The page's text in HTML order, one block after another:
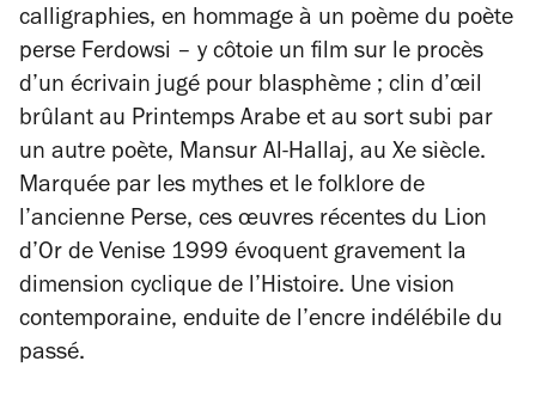
calligraphies, en hommage à un poème du poète
perse Ferdowsi – y côtoie un film sur le procès
d’un écrivain jugé pour blasphème ; clin d’œil
brûlant au Printemps Arabe et au sort subi par
un autre poète, Mansur Al-Hallaj, au Xe siècle.
Marquée par les mythes et le folklore de
l’ancienne Perse, ces œuvres récentes du Lion
d’Or de Venise 1999 évoquent gravement la
dimension cyclique de l’Histoire. Une vision
contemporaine, enduite de l’encre indélébile du
passé.